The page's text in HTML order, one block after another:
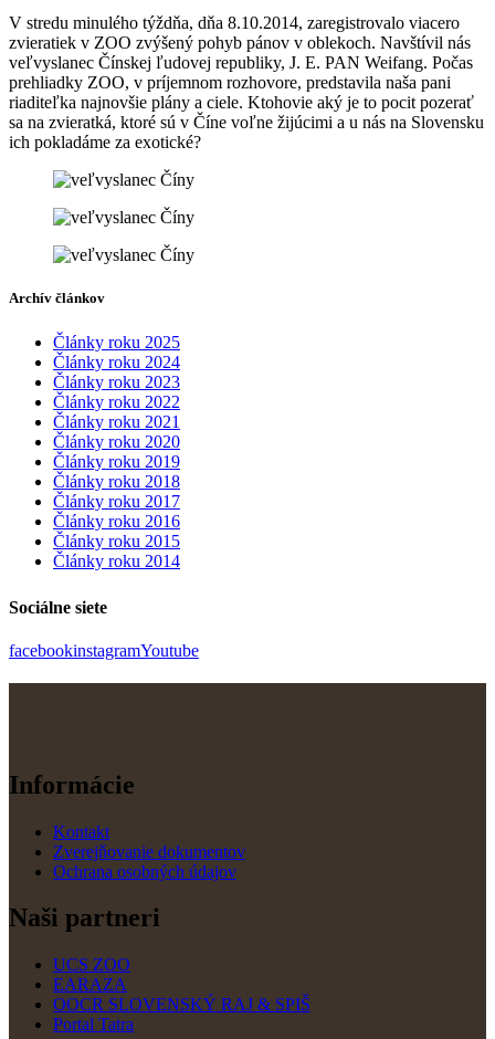
V stredu minulého týždňa, dňa 8.10.2014, zaregistrovalo viacero
zvieratiek v ZOO zvýšený pohyb pánov v oblekoch. Navštívil nás
veľvyslanec Čínskej ľudovej republiky, J. E. PAN Weifang. Počas
prehliadky ZOO, v príjemnom rozhovore, predstavila naša pani
riaditeľka najnovšie plány a ciele. Ktohovie aký je to pocit pozerať
sa na zvieratká, ktoré sú v Číne voľne žijúcimi a u nás na Slovensku
ich pokladáme za exotické?
Archív článkov
Články roku 2025
Články roku 2024
Články roku 2023
Články roku 2022
Články roku 2021
Články roku 2020
Články roku 2019
Články roku 2018
Články roku 2017
Články roku 2016
Články roku 2015
Články roku 2014
Sociálne siete
facebookinstagramYoutube
Informácie
Kontakt
Zverejňovanie dokumentov
Ochrana osobných údajov
Naši partneri
UCS ZOO
EARAZA
OOCR SLOVENSKÝ RAJ & SPIŠ
Portal Tatra